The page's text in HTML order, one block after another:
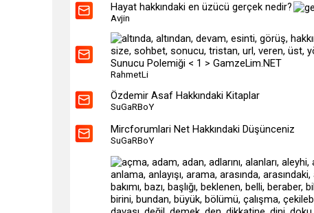
Hayat hakkındaki en üzücü gerçek nedir?
Avjin
Sunucu Polemiği < 1 > GamzeLim.NET
RahmetLi
Özdemir Asaf Hakkındaki Kitaplar
SuGaRBoY
Mircforumlari Net Hakkındaki Düşünceniz
SuGaRBoY